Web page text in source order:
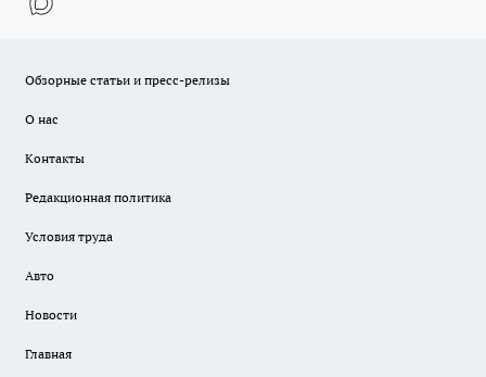
Обзорные статьи и пресс-релизы
О нас
Контакты
Редакционная политика
Условия труда
Авто
Новости
Главная